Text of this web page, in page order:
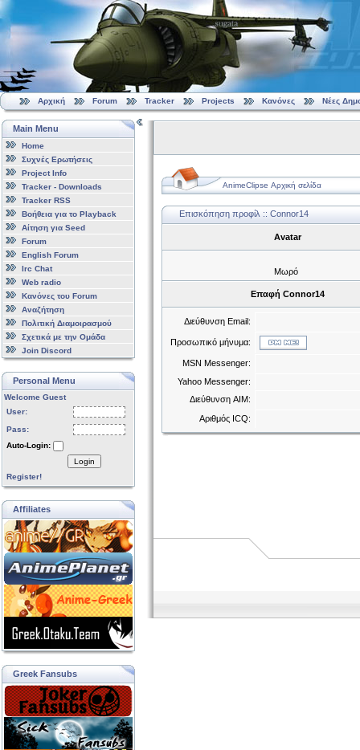
Αρχική Forum Tracker Projects Κανόνες Νέες
Main Menu
Home
Συχνές Ερωτήσεις
Project Info
Tracker - Downloads
Tracker RSS
Βοήθεια για το Playback
Αίτηση για Seed
Forum
English Forum
Irc Chat
Web radio
Κανόνες του Forum
Αναζήτηση
Πολιτική Διαμοιρασμού
Σχετικά με την Ομάδα
Join Discord
Personal Menu
Welcome Guest
User:
Pass:
Auto-Login:
Login
Register!
Affiliates
Greek Fansubs
AnimeClipse Αρχική σελίδα
Επισκόπηση προφίλ :: Connor14
Avatar
Μωρό
Επαφή Connor14
Διεύθυνση Email:
Προσωπικό μήνυμα:
MSN Messenger:
Yahoo Messenger:
Διεύθυνση AIM:
Αριθμός ICQ: